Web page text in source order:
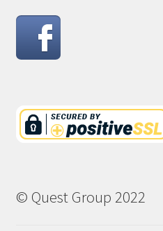
© Quest Group 2022